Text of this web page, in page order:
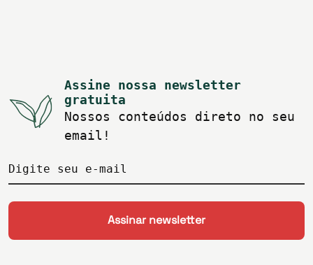
Assine nossa newsletter
gratuita
Nossos conteúdos direto no seu
email!
Digite seu e-mail